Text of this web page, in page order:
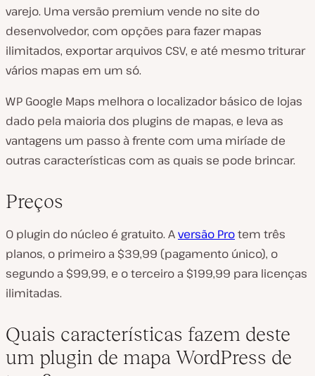
varejo. Uma versão premium vende no site do
desenvolvedor, com opções para fazer mapas
ilimitados, exportar arquivos CSV, e até mesmo triturar
vários mapas em um só.
WP Google Maps melhora o localizador básico de lojas
dado pela maioria dos plugins de mapas, e leva as
vantagens um passo à frente com uma miríade de
outras características com as quais se pode brincar.
Preços
O plugin do núcleo é gratuito. Aversão Protem três
planos, o primeiro a $39,99 (pagamento único), o
segundo a $99,99, e o terceiro a $199,99 para licenças
ilimitadas.
Quais características fazem deste
um plugin de mapa WordPress de